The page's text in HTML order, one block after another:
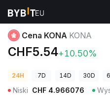
Ceny kryptowalut Cena KONA
Cena KONA KONA
CHF5.54+10.50%
24H 7D 14D 30D
Niski CHF 4.966076